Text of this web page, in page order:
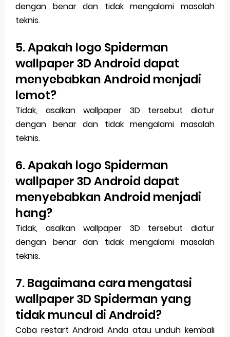
dengan benar dan tidak mengalami masalah
teknis.
5. Apakah logo Spiderman
wallpaper 3D Android dapat
menyebabkan Android menjadi
lemot?
Tidak, asalkan wallpaper 3D tersebut diatur
dengan benar dan tidak mengalami masalah
teknis.
6. Apakah logo Spiderman
wallpaper 3D Android dapat
menyebabkan Android menjadi
hang?
Tidak, asalkan wallpaper 3D tersebut diatur
dengan benar dan tidak mengalami masalah
teknis.
7. Bagaimana cara mengatasi
wallpaper 3D Spiderman yang
tidak muncul di Android?
Coba restart Android Anda atau unduh kembali